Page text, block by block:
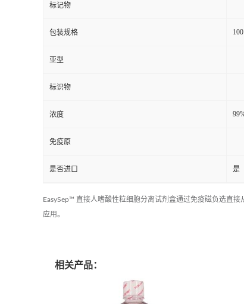
标记物
包装规格
亚型
标识物
浓度
免疫原
是否进口 是
EasySep™ 直接人嗜酸性粒细胞分离试剂盒通过免疫磁负选直
应用。
相关产品：